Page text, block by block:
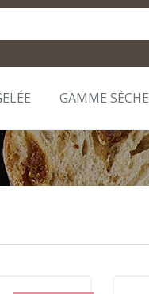
GAMME SÈCHE